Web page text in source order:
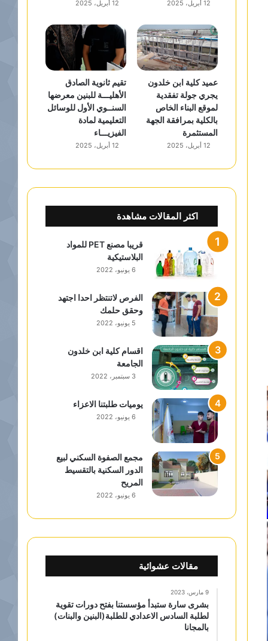
12 أبريل، 2025 12 أبريل، 2025
عميد كلية ابن خلدون
يجري جولة تفقدية
لموقع البناء الخاص
بالكلية بمرافقة الجهة
المستثمرة
12 أبريل، 2025
تقيم ثانوية الصادق
الأهليـــة للبنين معرضها
السنــوي الأول للوسائل
التعليمية لمادة
الفيزيـــاء
12 أبريل، 2025
اكثر المقالات مشاهدة
قريبا مصنع PET للمواد
البلاستيكية
6 يونيو، 2022
الفرص لاتنتظر احدا اجتهد
وحقق حلمك
5 يونيو، 2022
اقسام كلية ابن خلدون
الجامعة
3 سبتمبر، 2022
يوميات طلبتنا الاعزاء
6 يونيو، 2022
مجمع الصفوة السكني لبيع
الدور السكنية بالتقسيط
المريح
6 يونيو، 2022
مقالات عشوائية
9 مارس، 2023
بشرى سارة ستبدأ مؤسستنا بفتح دورات تقوية
لطلبة السادس الاعدادي للطلبة(البنين والبنات)
بالمجانا